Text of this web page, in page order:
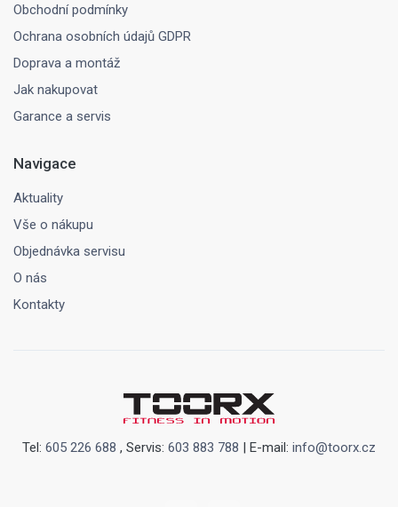
Obchodní podmínky
Ochrana osobních údajů GDPR
Doprava a montáž
Jak nakupovat
Garance a servis
Navigace
Aktuality
Vše o nákupu
Objednávka servisu
O nás
Kontakty
Tel: 605 226 688 , Servis: 603 883 788 | E-mail: info@toorx.cz